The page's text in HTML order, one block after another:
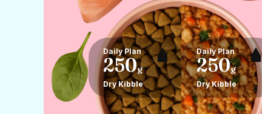
Daily Plan
250g
Dry Kibble
Daily Plan
250g
Dry Kibble